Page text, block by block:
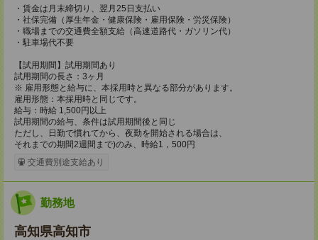
・賃金は月末締切り、翌月25日支払い
・社保完備（厚生年金・健康保険・雇用保険・労災保険）
・職場までの交通費全額支給（高速道路代・ガソリン代）
・駐車場代不要
【試用期間】試用期間あり
試用期間の長さ：3ヶ月
※ 雇用形態と給与に、本採用時と異なる部分があります。
雇用形態：本採用時と同じです。
給与：時給 1,500円以上
試用期間の給与、条件は試用期間後と同じ
ただし、日勤で慣れてから、夜勤を開始される場合は、
それまでの期間2週間まで)のみ、時給1，500円
交通費別途支給あり
勤務地
高知県高知市